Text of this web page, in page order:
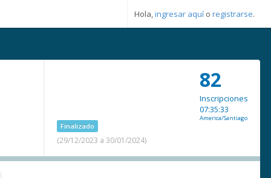
Hola,ingresar aquí o registrarse.
Finalizado
(29/12/2023 a 30/01/2024)
82
Inscripciones
07:35:33
America/Santiago